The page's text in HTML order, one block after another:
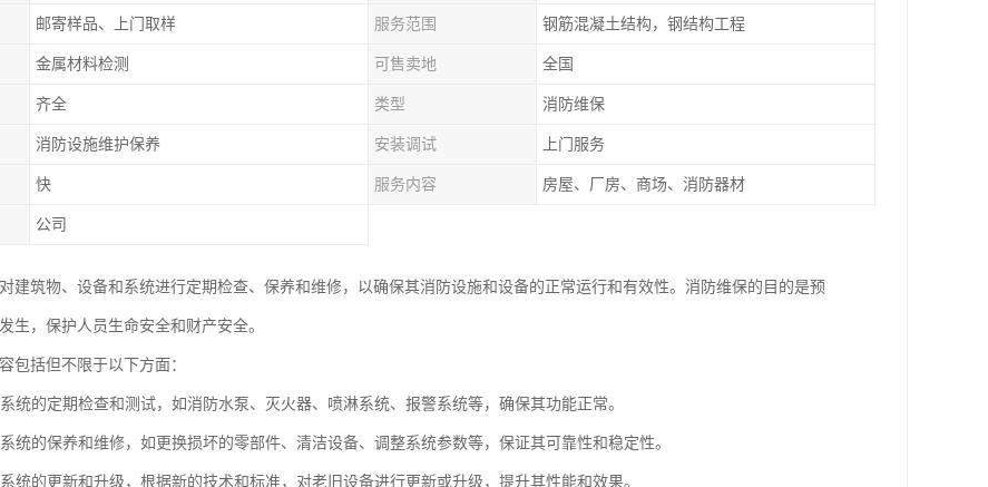
邮寄样品、上门取样 服务范围 钢筋混凝土结构，钢结构工程
金属材料检测 可售卖地 全国
齐全 类型 消防维保
消防设施维护保养 安装调试 上门服务
快 服务内容 房屋、厂房、商场、消防器材
公司
建筑物、设备和系统进行定期检查、保养和维修，以确保其消防设施和设备的正常运行和有效性。消防维保的目的是预
生，保护人员生命安全和财产安全。
包括但不限于以下方面：
统的定期检查和测试，如消防水泵、灭火器、喷淋系统、报警系统等，确保其功能正常。
统的保养和维修，如更换损坏的零部件、清洁设备、调整系统参数等，保证其可靠性和稳定性。
统的更新和升级，根据新的技术和标准，对老旧设备进行更新或升级，提升其性能和效果。